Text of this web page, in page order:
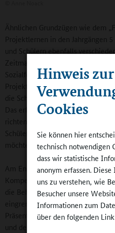
Hinweis zur
Cookies
Sie können hier
technisch notwendigen
dass wir statistische
anonym erfassen.
uns zu verstehen, wie
Besucher unsere
Informationen zum
über den folgenden
Ähnlichen Grundzügen wie dem
Projektlernen in den Jahrgängen
und Schülern ebenfalls
Zeitmanagement. Frei wählen
Sozialformen und
Projektlernen stärkt alle
die Schüler zu wirklichen
Das erfordert zugleich eine
richten einige von ihnen zu
Schülerschaft: „Wie schätzt ihr
möchtet ihr heute tun? Wie kann
Am Ende geht es auch um den
Kompetenzen, wie der
die Beherrschung von Methoden
eingrenzung, der
Präsentation von
und des Feedbacks. Bettina